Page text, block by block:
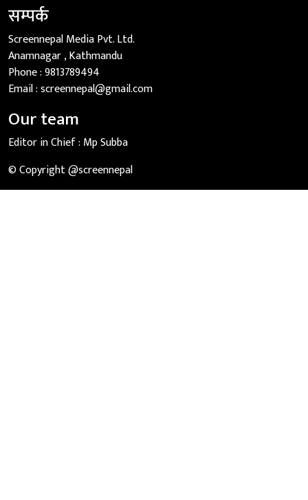
सम्पर्क
Screennepal Media Pvt. Ltd.
Anamnagar , Kathmandu
Phone :9813789494
Email :screennepal@gmail.com
Our team
Editor in Chief : Mp Subba
© Copyright @screennepal